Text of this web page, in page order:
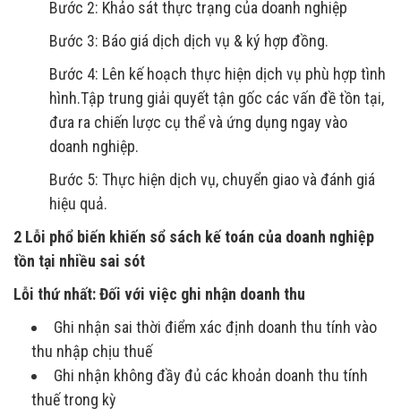
Bước 2: Khảo sát thực trạng của doanh nghiệp
Bước 3: Báo giá dịch dịch vụ & ký hợp đồng.
Bước 4: Lên kế hoạch thực hiện dịch vụ phù hợp tình
hình.Tập trung giải quyết tận gốc các vấn đề tồn tại,
đưa ra chiến lược cụ thể và ứng dụng ngay vào
doanh nghiệp.
Bước 5: Thực hiện dịch vụ, chuyển giao và đánh giá
hiệu quả.
2 Lỗi phổ biến khiến sổ sách kế toán của doanh nghiệp
tồn tại nhiều sai sót
Lỗi thứ nhất: Đối với việc ghi nhận doanh thu
Ghi nhận sai thời điểm xác định doanh thu tính vào
thu nhập chịu thuế
Ghi nhận không đầy đủ các khoản doanh thu tính
thuế trong kỳ